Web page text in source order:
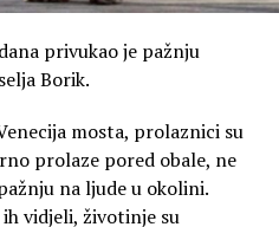
privukao je pažnju
Borik.
mosta, prolaznici su
prolaze pored obale, ne
na ljude u okolini.
vidjeli, životinje su